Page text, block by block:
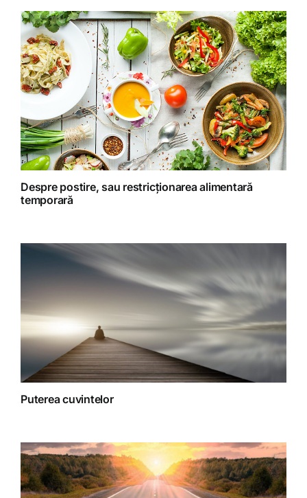
Homeopatie
Retete fructariene
Retete preparate
Retete Raw (nepreparate termic)
Despre postire, sau restricționarea alimentară
temporară
Puterea cuvintelor